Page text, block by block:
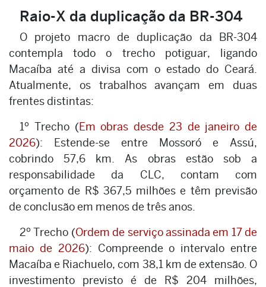
Raio-X da duplicação da BR-304
O projeto macro de duplicação da BR-304
contempla todo o trecho potiguar, ligando
Macaíba até a divisa com o estado do Ceará.
Atualmente, os trabalhos avançam em duas
frentes distintas:
1º Trecho (Em obras desde 23 de janeiro de
2026): Estende-se entre Mossoró e Assú,
cobrindo 57,6 km. As obras estão sob a
responsabilidade da CLC, contam com
orçamento de R$ 367,5 milhões e têm previsão
de conclusão em menos de três anos.
2º Trecho (Ordem de serviço assinada em 17 de
maio de 2026): Compreende o intervalo entre
Macaíba e Riachuelo, com 38,1 km de extensão. O
investimento previsto é de R$ 204 milhões,